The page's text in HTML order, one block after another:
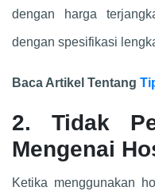
dengan harga
dengan spesifikasi
Baca Artikel Tentang
2. Tidak
Mengenai
Ketika menggunakan